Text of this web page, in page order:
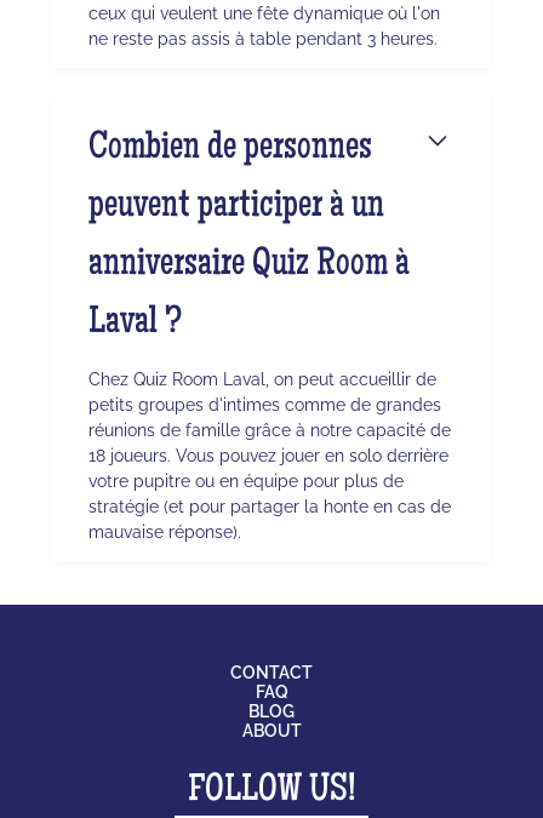
ceux qui veulent une fête dynamique où l'on
ne reste pas assis à table pendant 3 heures.
Combien de personnes
peuvent participer à un
anniversaire Quiz Room à
Laval ?
Chez Quiz Room Laval, on peut accueillir de
petits groupes d'intimes comme de grandes
réunions de famille grâce à notre capacité de
18 joueurs. Vous pouvez jouer en solo derrière
votre pupitre ou en équipe pour plus de
stratégie (et pour partager la honte en cas de
mauvaise réponse).
CONTACT
FAQ
BLOG
ABOUT
FOLLOW US!